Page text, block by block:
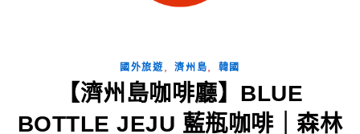
國外旅遊 ,濟州島 韓國
【濟州島咖啡廳】BLUE
BOTTLE JEJU 藍瓶咖啡｜森林